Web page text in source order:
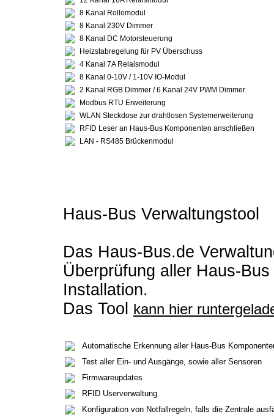
8 Kanal Rollomodul
8 Kanal 230V Dimmer
8 Kanal DC Motorsteuerung
Heizstabregelung für PV Überschuss
4 Kanal 7A Relaismodul
8 Kanal 0-10V / 1-10V IO-Modul
2 Kanal RGB Dimmer / 6 Kanal 24V PWM Dimmer
Modbus RTU Erweiterung
WLAN Steckdose zur drahtlosen Systemerweiterung
RFID Leser an Haus-Bus Komponenten anschließen
LAN - RS485 Brückenmodul
Haus-Bus Verwaltungstool
Das Haus-Bus.de
Überprüfung aller Haus-
Installation.
Das Tool kann hier
Automatische Erkennung aller Haus-Bus
Test aller Ein- und Ausgänge, sowie aller Sensoren
Firmwareupdates
RFID Userverwaltung
Konfiguration von Notfallregeln, falls die Zentrale